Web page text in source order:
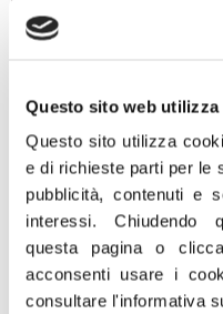
Questo sito web utilizza
Questo sito utilizza
e di richieste parti per le
pubblicità, contenuti e
interessi.Chiudendo
questa pagina o
acconsenti usare i
consultare l'informativa
coraggio nella lotta ai
avevo presentato
problema, suggerendo
piccione con l’ausilio
caccia nella stagione
Rolfi che anche
mediante abbattimento